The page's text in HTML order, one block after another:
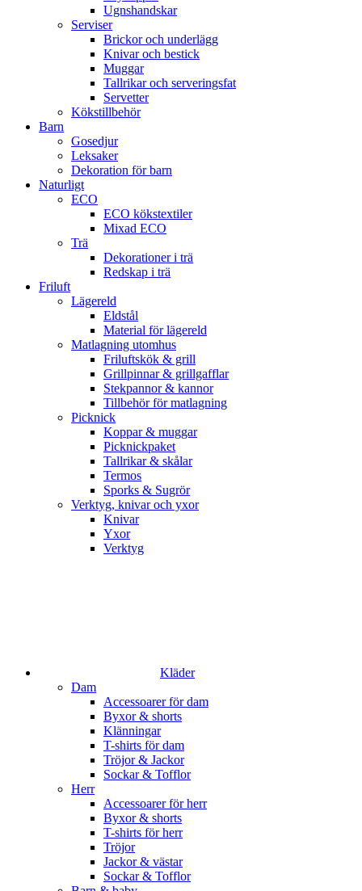
Ugnshandskar
Serviser
Brickor och underlägg
Knivar och bestick
Muggar
Tallrikar och serveringsfat
Servetter
Kökstillbehör
Barn
Gosedjur
Leksaker
Dekoration för barn
Naturligt
ECO
ECO kökstextiler
Mixad ECO
Trä
Dekorationer i trä
Redskap i trä
Friluft
Lägereld
Eldstål
Material för lägereld
Matlagning utomhus
Friluftskök & grill
Grillpinnar & grillgafflar
Stekpannor & kannor
Tillbehör för matlagning
Picknick
Koppar & muggar
Picknickpaket
Tallrikar & skålar
Termos
Sporks & Sugrör
Verktyg, knivar och yxor
Knivar
Yxor
Verktyg
Kläder
Dam
Accessoarer för dam
Byxor & shorts
Klänningar
T-shirts för dam
Tröjor & Jackor
Sockar & Tofflor
Herr
Accessoarer för herr
Byxor & shorts
T-shirts för herr
Tröjor
Jackor & västar
Sockar & Tofflor